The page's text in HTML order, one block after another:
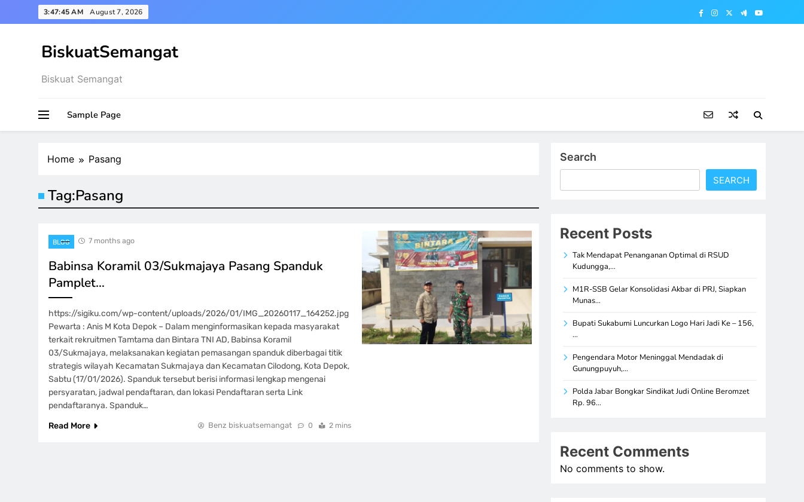
to
3:47:45 AM August 7, 2026
BiskuatSemangat
Biskuat Semangat
Sample Page
Home Pasang
Tag:Pasang
BLOG 7 months ago
Babinsa Koramil 03/Sukmajaya Pasang Spanduk
Pamplet…
https://sigiku.com/wp-content/uploads/2026/01/IMG_20260117_164252.jpg
Pewarta : Anis M Kota Depok – Dalam menginformasikan kepada masyarakat
terkait rekruitmen Tamtama dan Bintara TNI AD, Babinsa Koramil
03/Sukmajaya, melaksanakan kegiatan pemasangan spanduk diberbagai titik
strategis wilayah Kecamatan Sukmajaya dan Kecamatan Cilodong, Kota Depok,
Sabtu (17/01/2026). Spanduk tersebut berisi informasi lengkap mengenai
persyaratan, jadwal pendaftaran, dan lokasi Pendaftaran serta Link
pendaftaranya. Spanduk…
Read More
Benz biskuatsemangat 0 2 mins
Search
SEARCH
Recent Posts
Tak Mendapat Penanganan Optimal di RSUD
Kudungga,…
M1R-SSB Gelar Konsolidasi Akbar di PRJ, Siapkan
Munas…
Bupati Sukabumi Luncurkan Logo Hari Jadi Ke – 156,
…
Pengendara Motor Meninggal Mendadak di
Gunungpuyuh,…
Polda Jabar Bongkar Sindikat Judi Online Beromzet
Rp. 96…
Recent Comments
No comments to show.